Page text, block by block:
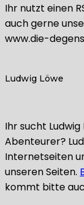
Ihr nutzt einen
auch gerne
www.die-
Ludwig Löwe
Ihr sucht Ludwig
Abenteurer?
Internetseiten
unseren Seiten.
kommt bitte